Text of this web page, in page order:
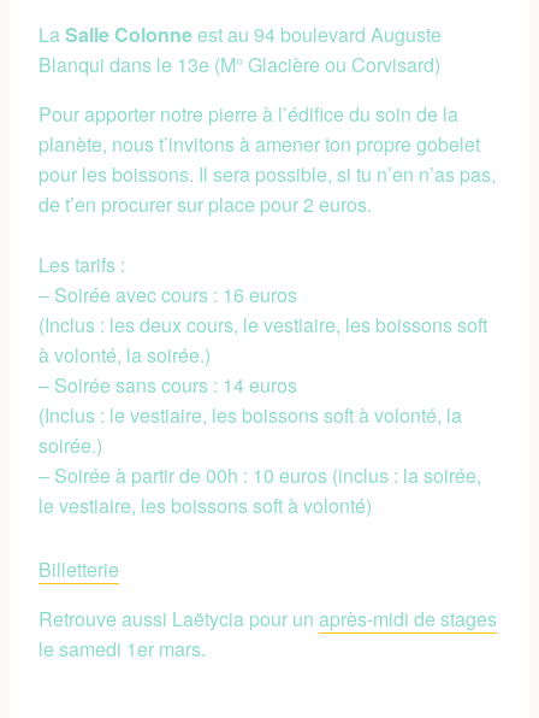
LaSalle Colonneest au 94 boulevard Auguste
Blanqui dans le 13e (M° Glacière ou Corvisard)
Pour apporter notre pierre à l’édifice du soin de la
planète, nous t’invitons à amener ton propre gobelet
pour les boissons. Il sera possible, si tu n’en n’as pas,
de t’en procurer sur place pour 2 euros.
Les tarifs :
– Soirée avec cours : 16 euros
(Inclus : les deux cours, le vestiaire, les boissons soft
à volonté, la soirée.)
– Soirée sans cours : 14 euros
(Inclus : le vestiaire, les boissons soft à volonté, la
soirée.)
– Soirée à partir de 00h : 10 euros (inclus : la soirée,
le vestiaire, les boissons soft à volonté)
Billetterie
Retrouve aussi Laëtycia pour un après-midi de stages
le samedi 1er mars.